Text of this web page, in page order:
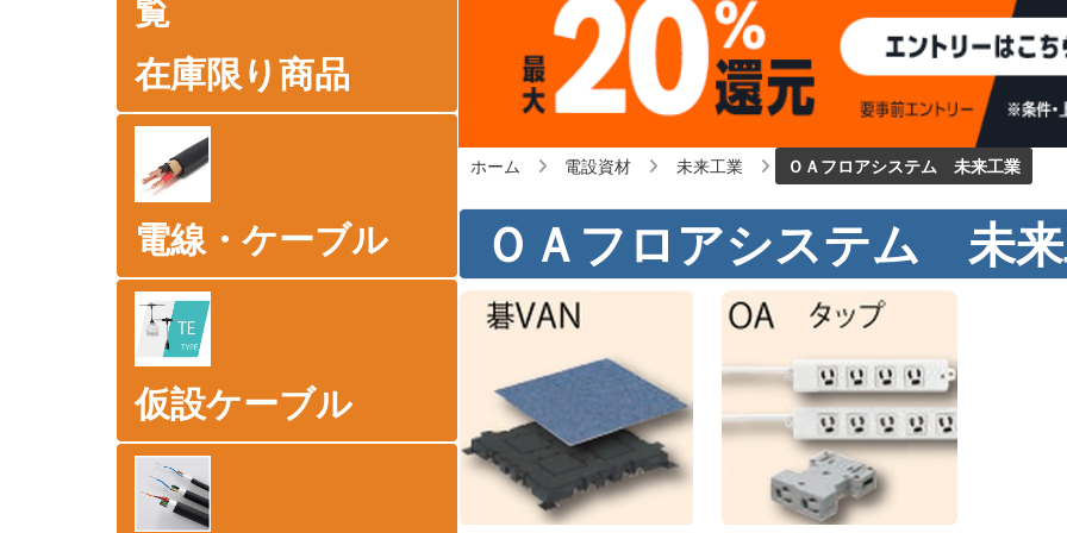
在庫限り商品
電線・ケーブル
仮設ケーブル
ホーム 電設資材 未来工業 ＯＡフロアシステム 未来工業
ＯＡフロアシステム 未